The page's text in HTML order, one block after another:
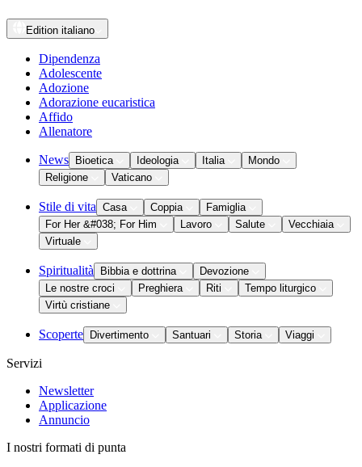
Edition italiano
Dipendenza
Adolescente
Adozione
Adorazione eucaristica
Affido
Allenatore
News Bioetica Ideologia Italia
Mondo
Religione
Vaticano
Stile di vita Casa Coppia
Famiglia
For Her &#038; For Him
Lavoro Salute
Vecchiaia
Virtuale
Spiritualità Bibbia e dottrina
Devozione
Le nostre croci
Preghiera Riti
Tempo liturgico
Virtù cristiane
Scoperte Divertimento Santuari Storia Viaggi
Servizi
Newsletter
Applicazione
Annuncio
I nostri formati di punta